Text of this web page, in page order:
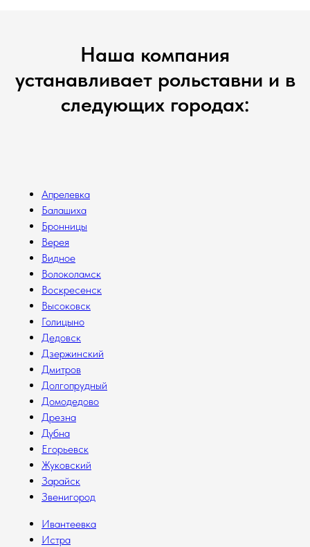
Наша компания
устанавливает рольставни и в
следующих городах:
Апрелевка
Балашиха
Бронницы
Верея
Видное
Волоколамск
Воскресенск
Высоковск
Голицыно
Дедовск
Дзержинский
Дмитров
Долгопрудный
Домодедово
Дрезна
Дубна
Егорьевск
Жуковский
Зарайск
Звенигород
Ивантеевка
Истра